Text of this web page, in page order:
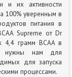
и их активности
100% уверенным в
питания в
Supreme от Dr
4,4 грамм BCAA в
нужны нам для
для запуска
процессами.